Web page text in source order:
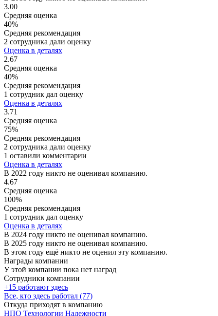
3.00
Средняя оценка
40%
Средняя рекомендация
2 сотрудника дали оценку
Оценка в деталях
2.67
Средняя оценка
40%
Средняя рекомендация
1 сотрудник дал оценку
Оценка в деталях
3.71
Средняя оценка
75%
Средняя рекомендация
2 сотрудника дали оценку
1 оставили комментарии
Оценка в деталях
В 2022 году никто не оценивал компанию.
4.67
Средняя оценка
100%
Средняя рекомендация
1 сотрудник дал оценку
Оценка в деталях
В 2024 году никто не оценивал компанию.
В 2025 году никто не оценивал компанию.
В этом году ещё никто не оценил эту компанию.
Награды компании
У этой компании пока нет наград
Сотрудники компании
+15 работают здесь
Все, кто здесь работал (77)
Откуда приходят в компанию
НПО Технологии Надежности